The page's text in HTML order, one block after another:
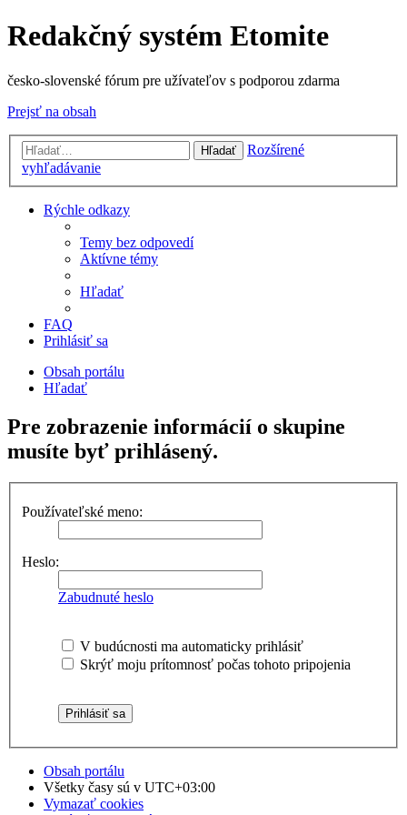
Redakčný systém Etomite
česko-slovenské fórum pre užívateľov s podporou zdarma
Prejsť na obsah
Hľadať
Rozšírené
vyhľadávanie
Rýchle odkazy
Temy bez odpovedí
Aktívne témy
Hľadať
FAQ
Prihlásiť sa
Obsah portálu
Hľadať
Pre zobrazenie informácií o skupine
musíte byť prihlásený.
Používateľské meno:
Heslo:
Zabudnuté heslo
V budúcnosti ma automaticky prihlásiť
Skrýť moju prítomnosť počas tohoto pripojenia
Obsah portálu
Všetky časy sú v UTC+03:00
Vymazať cookies